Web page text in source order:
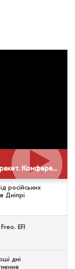
Як журналісти рятувалися від російських ракет. Конференція НСЖУ в Дніпрі
російських
Дніпрі
EFJ
дні